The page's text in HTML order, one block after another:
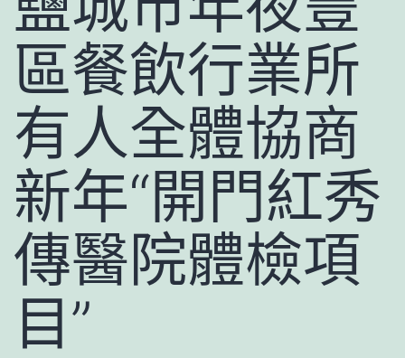
區餐飲行業所
有人全體協商
新年“開門紅秀
傳醫院體檢項
目”